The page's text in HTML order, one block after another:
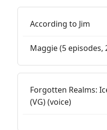
According to Jim
Maggie (5 episodes,
Forgotten Realms:
(VG) (voice)